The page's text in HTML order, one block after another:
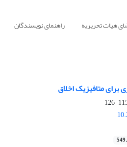
هیات تحریریه راهنمای نویسندگان
برای متافیزیک اخلاق
115-